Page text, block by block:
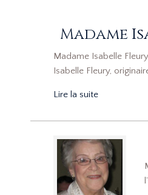
Madame
Madame Isabelle
Isabelle Fleury,
Lire la suite